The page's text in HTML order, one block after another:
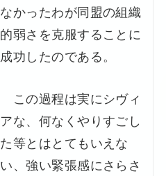
なかったわが同盟の組織
的弱さを克服することに
成功したのである。
この過程は実にシヴィ
アな、何なくやりすごし
た等とはとてもいえな
い、強い緊張感にさらさ